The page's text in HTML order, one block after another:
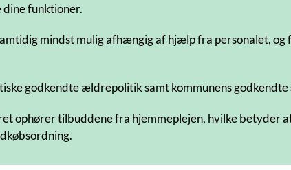
funktioner.
mindst mulig afhængig af hjælp fra personalet, og
godkendte ældrepolitik samt kommunens godkendte
ophører tilbuddene fra hjemmeplejen, hvilke betyder